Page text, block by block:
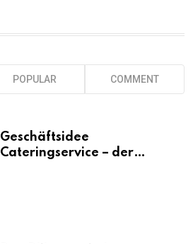
POPULAR COMMENT
Geschäftsidee
Cateringservice – der